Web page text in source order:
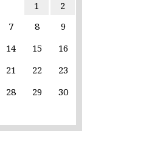
кассовых
1
2
7 8
9
14 15
16
21 22
23
28 29
30